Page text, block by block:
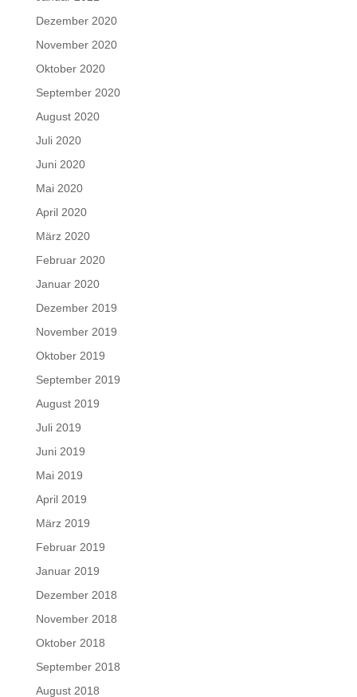
Dezember 2020
November 2020
Oktober 2020
September 2020
August 2020
Juli 2020
Juni 2020
Mai 2020
April 2020
März 2020
Februar 2020
Januar 2020
Dezember 2019
November 2019
Oktober 2019
September 2019
August 2019
Juli 2019
Juni 2019
Mai 2019
April 2019
März 2019
Februar 2019
Januar 2019
Dezember 2018
November 2018
Oktober 2018
September 2018
August 2018